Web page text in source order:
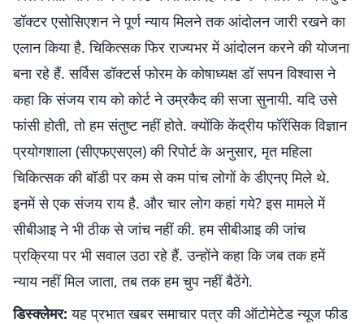
डॉक्टर एसोसिएशन ने पूर्ण न्याय मिलने तक आंदोलन जारी रखने का
एलान किया है. चिकित्सक फिर राज्यभर में आंदोलन करने की योजना
बना रहे हैं. सर्विस डॉक्टर्स फोरम के कोषाध्यक्ष डॉ सपन विश्वास ने
कहा कि संजय राय को कोर्ट ने उम्रकैद की सजा सुनायी. यदि उसे
फांसी होती, तो हम संतुष्ट नहीं होते. क्योंकि केंद्रीय फॉरेंसिक विज्ञान
प्रयोगशाला (सीएफएसएल) की रिपोर्ट के अनुसार, मृत महिला
चिकित्सक की बॉडी पर कम से कम पांच लोगों के डीएनए मिले थे.
इनमें से एक संजय राय है. और चार लोग कहां गये? इस मामले में
सीबीआइ ने भी ठीक से जांच नहीं की. हम सीबीआइ की जांच
प्रक्रिया पर भी सवाल उठा रहे हैं. उन्होंने कहा कि जब तक हमें
न्याय नहीं मिल जाता, तब तक हम चुप नहीं बैठेंगे.
डिस्क्लेमर: यह प्रभात खबर समाचार पत्र की ऑटोमेटेड न्यूज फीड